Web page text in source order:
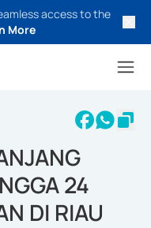
access to the
More
24
DI RIAU